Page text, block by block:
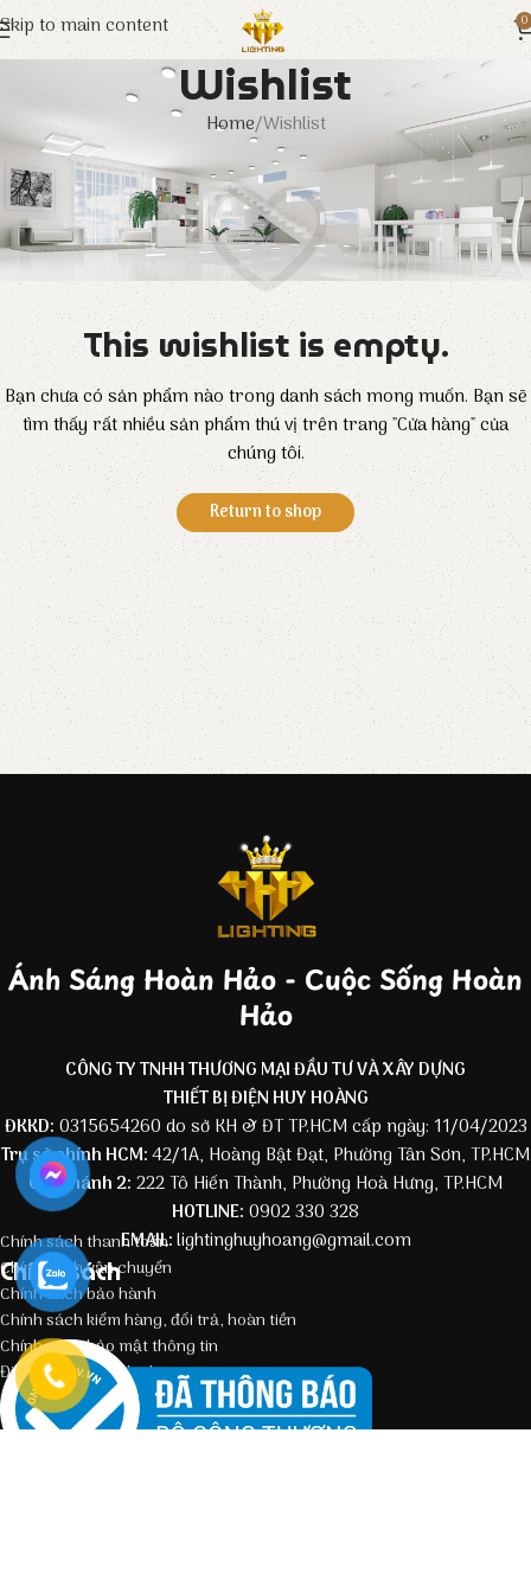
Skip to main content 0
Wishlist
Home Wishlist
This wishlist is empty.
Bạn chưa có sản phẩm nào trong danh sách mong muốn. Bạn sẽ
tìm thấy rất nhiều sản phẩm thú vị trên trang "Cửa hàng" của
chúng tôi.
Return to shop
Ánh Sáng Hoàn Hảo - Cuộc Sống Hoàn
Hảo
CÔNG TY TNHH THƯƠNG MẠI ĐẦU TƯ VÀ XÂY DỰNG
THIẾT BỊ ĐIỆN HUY HOÀNG
ĐKKD: 0315654260 do sở KH & ĐT TP.HCM cấp ngày: 11/04/2023
Trụ sở chính HCM:42/1A, Hoàng Bật Đạt, Phường Tân Sơn, TP.HCM
Chi nhánh 2: 222 Tô Hiến Thành, Phường Hoà Hưng, TP.HCM
HOTLINE: 0902 330 328
EMAIL:lightinghuyhoang@gmail.com
Chính sách
Chính sách thanh toán
Chính sách vận chuyển
Chính sách bảo hành
Chính sách kiểm hàng, đổi trả, hoàn tiền
Chính sách bảo mật thông tin
Điều kiện giao dịch chung